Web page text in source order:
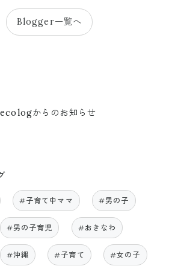
Blogger一覧へ
からのお知らせ
#子育て中ママ #男の子
#男の子育児 #おきなわ
#沖縄 #子育て #女の子